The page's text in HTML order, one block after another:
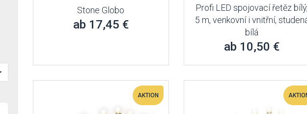
Stone Globo
ab 17,45 €
Profi LED spojovací řetěz bílý,
5 m, venkovní i vnitřní,
bílá
ab 10,50 €
AKTION